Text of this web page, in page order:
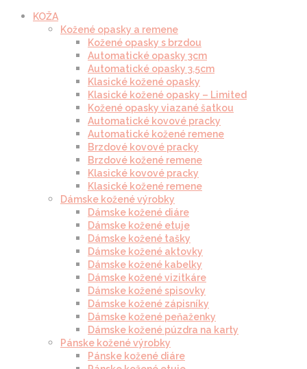
KOŽA
Kožené opasky a remene
Kožené opasky s brzdou
Automatické opasky 3cm
Automatické opasky 3.5cm
Klasické kožené opasky
Klasické kožené opasky – Limited
Kožené opasky viazané šatkou
Automatické kovové pracky
Automatické kožené remene
Brzdové kovové pracky
Brzdové kožené remene
Klasické kovové pracky
Klasické kožené remene
Dámske kožené výrobky
Dámske kožené diáre
Dámske kožené etuje
Dámske kožené tašky
Dámske kožené aktovky
Dámske kožené kabelky
Dámske kožené vizitkáre
Dámske kožené spisovky
Dámske kožené zápisníky
Dámske kožené peňaženky
Dámske kožené púzdra na karty
Pánske kožené výrobky
Pánske kožené diáre